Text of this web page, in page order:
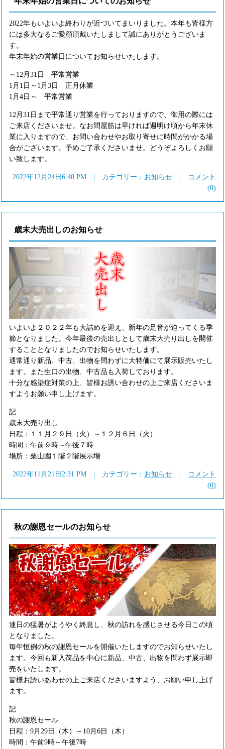
2022年もいよいよ終わりが近づいてまいりました。本年も皆様方
には多大なるご愛顧頂戴いたしまして誠にありがとうございま
す。
年末年始の営業日についてお知らせいたします。
～12月31日 平常営業
1月1日～1月3日 正月休業
1月4日～ 平常営業
12月31日まで平常通り営業を行っておりますので、御用の際には
ご来店くださいませ。なお問屋筋は早ければ週明け頃から年末休
業に入りますので、お問い合わせやお取り寄せに時間がかかる場
合がございます。予めご了承くださいませ。どうぞよろしくお願
い致します。
2022年12月24日6:40 PM | カテゴリー： お知らせ
コメント
(0)
歳末大売出しのお知らせ
いよいよ２０２２年も大詰めを迎え、新年の足音が迫ってくる季
節となりました。今年最後の売出しとして歳末大売り出しを開催
することとなりましたのでお知らせいたします。
通常通り新品、中古、出物を問わずに大特価にて展示販売いたし
ます。また生口の出物、中古品も入荷しております。
十分な感染症対策の上、皆様お誘い合わせの上ご来店くださいま
すようお願い申し上げます。
記
歳末大売り出し
日程：１１月２９日（火）～１２月６日（火）
時間：午前９時～午後７時
場所：栗山園１階２階展示場
2022年11月21日2:31 PM | カテゴリー： お知らせ
コメント
(0)
秋の謝恩セールのお知らせ
連日の猛暑がようやく終息し、秋の訪れを感じさせる今日この頃
となりました。
毎年恒例の秋の謝恩セールを開催いたしますのでお知らせいたし
ます。今回も新入荷品を中心に新品、中古、出物を問わず展示即
売をいたします。
皆様お誘いあわせの上ご来店くださいますよう、お願い申し上げ
ます。
記
秋の謝恩セール
日程：9月29日（木）～10月6日（木）
時間：午前9時～午後7時